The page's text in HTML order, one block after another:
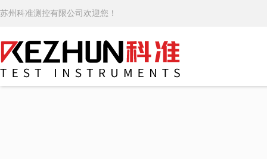
苏州科准测控有限公司欢迎您！